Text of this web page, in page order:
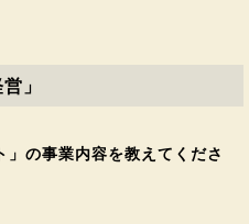
」
の事業内容を教えてくださ